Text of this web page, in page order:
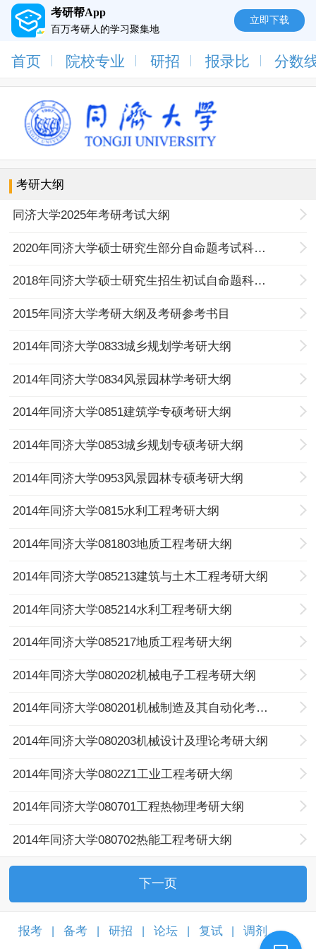
考研帮App
百万考研人的学习聚集地
立即下载
首页 院校专业 研招 报录比 分数
考研大纲
同济大学2025年考研考试大纲
2020年同济大学硕士研究生部分自命题考试科目大纲（仅供参考，10月24更新）
2018年同济大学硕士研究生招生初试自命题科目大纲
2015年同济大学考研大纲及考研参考书目
2014年同济大学0833城乡规划学考研大纲
2014年同济大学0834风景园林学考研大纲
2014年同济大学0851建筑学专硕考研大纲
2014年同济大学0853城乡规划专硕考研大纲
2014年同济大学0953风景园林专硕考研大纲
2014年同济大学0815水利工程考研大纲
2014年同济大学081803地质工程考研大纲
2014年同济大学085213建筑与土木工程考研大纲
2014年同济大学085214水利工程考研大纲
2014年同济大学085217地质工程考研大纲
2014年同济大学080202机械电子工程考研大纲
2014年同济大学080201机械制造及其自动化考研大纲
2014年同济大学080203机械设计及理论考研大纲
2014年同济大学0802Z1工业工程考研大纲
2014年同济大学080701工程热物理考研大纲
2014年同济大学080702热能工程考研大纲
下一页
报考 备考 研招 论坛 复试 调剂